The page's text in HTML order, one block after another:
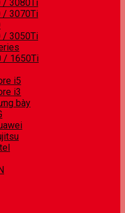
/ 3080Ti
/ 3070Ti
/ 3050Ti
/ 1650Ti
i5
i3
bày